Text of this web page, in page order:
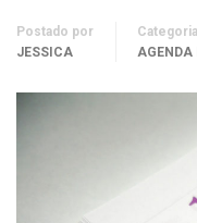
Postado por
JESSICA
Categoria
AGENDA